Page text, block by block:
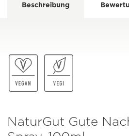
Beschreibung
NaturGut Gute